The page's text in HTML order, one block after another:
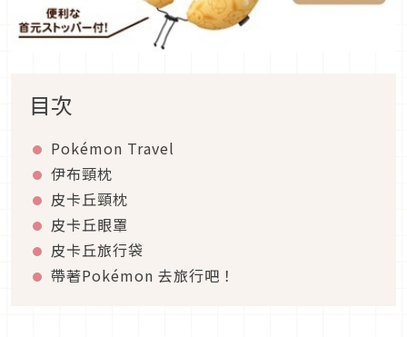
目次
Pokémon Travel
伊布頸枕
皮卡丘頸枕
皮卡丘眼罩
皮卡丘旅行袋
帶著Pokémon 去旅行吧！